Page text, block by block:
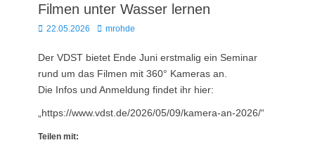
Filmen unter Wasser lernen
Posted
22.05.2026 Autor
mrohde
Der VDST bietet Ende Juni erstmalig ein Seminar
rund um das Filmen mit 360° Kameras an.
Die Infos und Anmeldung findet ihr hier:
„https://www.vdst.de/2026/05/09/kamera-an-2026/“
Teilen mit: